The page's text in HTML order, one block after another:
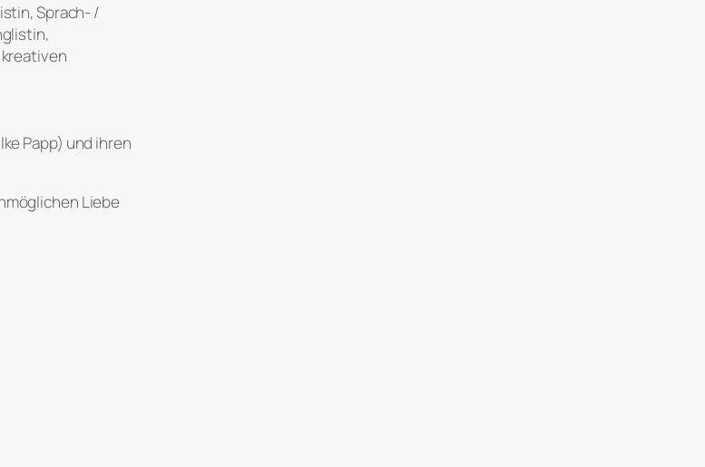
Sprach- /
Papp) und ihren
Liebe